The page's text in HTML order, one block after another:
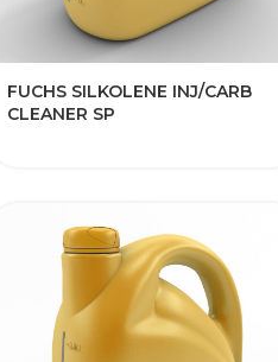
FUCHS SILKOLENE INJ/CARB
CLEANER SP